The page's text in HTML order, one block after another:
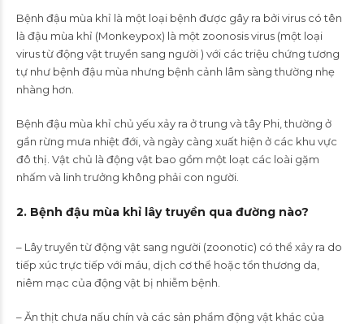
Bệnh đậu mùa khỉ là một loại bệnh được gây ra bởi virus có tên
là đậu mùa khỉ (Monkeypox) là một zoonosis virus (một loại
virus từ động vật truyền sang người ) với các triệu chứng tương
tự như bệnh đậu mùa nhưng bệnh cảnh lâm sàng thường nhẹ
nhàng hơn.
Bệnh đậu mùa khỉ chủ yếu xảy ra ở trung và tây Phi, thường ở
gần rừng mưa nhiệt đới, và ngày càng xuất hiện ở các khu vực
đô thị. Vật chủ là động vật bao gồm một loạt các loài gặm
nhấm và linh trưởng không phải con người.
2. Bệnh đậu mùa khỉ lây truyền qua đường nào?
– Lây truyền từ động vật sang người (zoonotic) có thể xảy ra do
tiếp xúc trực tiếp với máu, dịch cơ thể hoặc tổn thương da,
niêm mạc của động vật bị nhiễm bệnh.
– Ăn thịt chưa nấu chín và các sản phẩm động vật khác của